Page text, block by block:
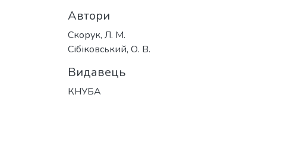
Автори
Скорук, Л. М.
Сібіковський, О. В.
Видавець
КНУБА